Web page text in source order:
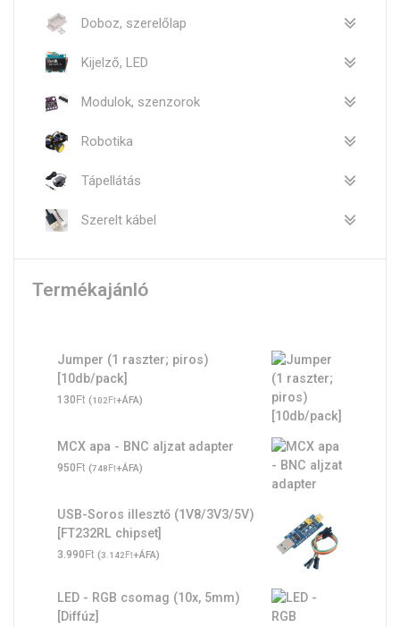
Doboz, szerelőlap
Kijelző, LED
Modulok, szenzorok
Robotika
Tápellátás
Szerelt kábel
Termékajánló
Jumper (1 raszter; piros)
[10db/pack]
130Ft (102Ft+ÁFA)
MCX apa - BNC aljzat adapter
950Ft (748Ft+ÁFA)
USB-Soros illesztő (1V8/3V3/5V)
[FT232RL chipset]
3.990Ft (3.142Ft+ÁFA)
LED - RGB csomag (10x, 5mm)
[Diffúz]